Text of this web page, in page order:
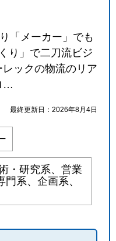
「メーカー」でも
り」で二刀流ビジ
ックの物流のリア
…
最終更新日：2026年8月4日
・研究系、営業
系、企画系、